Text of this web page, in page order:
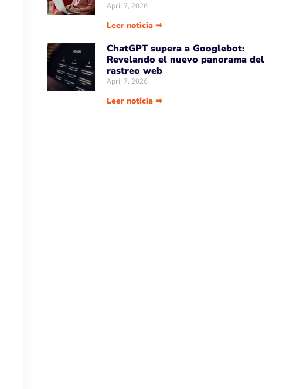
Aumento del Tamaño de los Sitios
Web
April 7, 2026